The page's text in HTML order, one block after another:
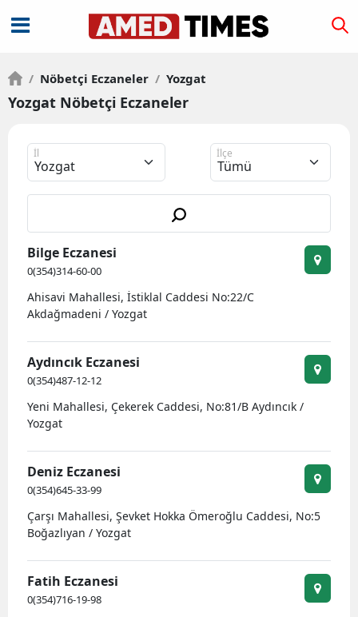
/ Nöbetçi Eczaneler / Yozgat
Yozgat Nöbetçi Eczaneler
İl İlçe
Bilge Eczanesi
0(354)314-60-00
Ahisavi Mahallesi, İstiklal Caddesi No:22/C
Akdağmadeni / Yozgat
Aydıncık Eczanesi
0(354)487-12-12
Yeni Mahallesi, Çekerek Caddesi, No:81/B Aydıncık /
Yozgat
Deniz Eczanesi
0(354)645-33-99
Çarşı Mahallesi, Şevket Hokka Ömeroğlu Caddesi, No:5
Boğazlıyan / Yozgat
Fatih Eczanesi
0(354)716-19-98